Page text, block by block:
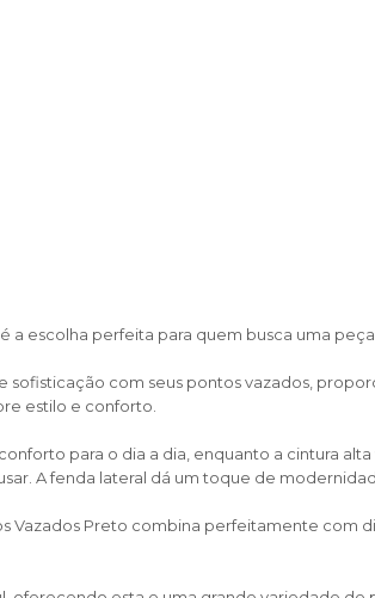
a escolha perfeita para quem busca uma
com seus pontos vazados,
estilo e conforto.
para o dia a dia, enquanto a cintura
A fenda lateral dá um toque de
Vazados Preto combina perfeitamente